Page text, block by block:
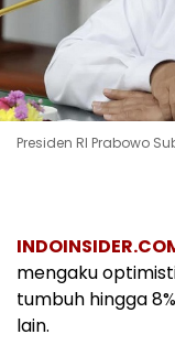
Presiden RI Prabowo
mengaku
tumbuh hingga
lain.